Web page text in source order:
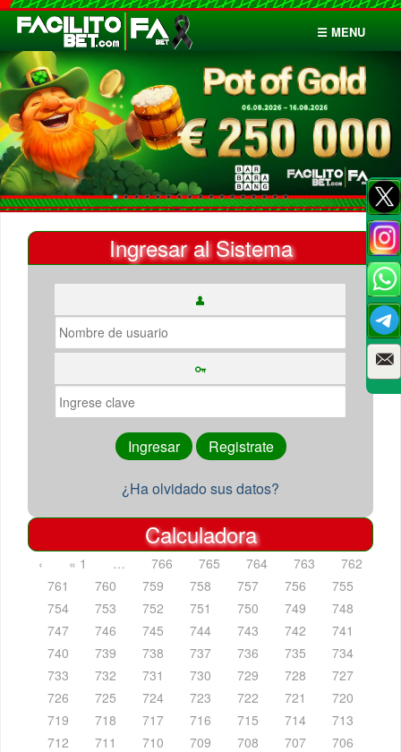
☰ MENU
Inicio
Apuestas
Cuentas
Ingresar al Sistema
¿Ha olvidado sus datos?
Calculadora
‹ « 1 … 766 765 764 763
762
761
760 759 758 757 756
755
754
753 752 751 750 749
748
747
746 745 744 743 742
741
740
739 738 737 736 735
734
733
732 731 730 729 728
727
726
725 724 723 722 721
720
719
718 717 716 715 714
713
712
711 710 709 708 707
706